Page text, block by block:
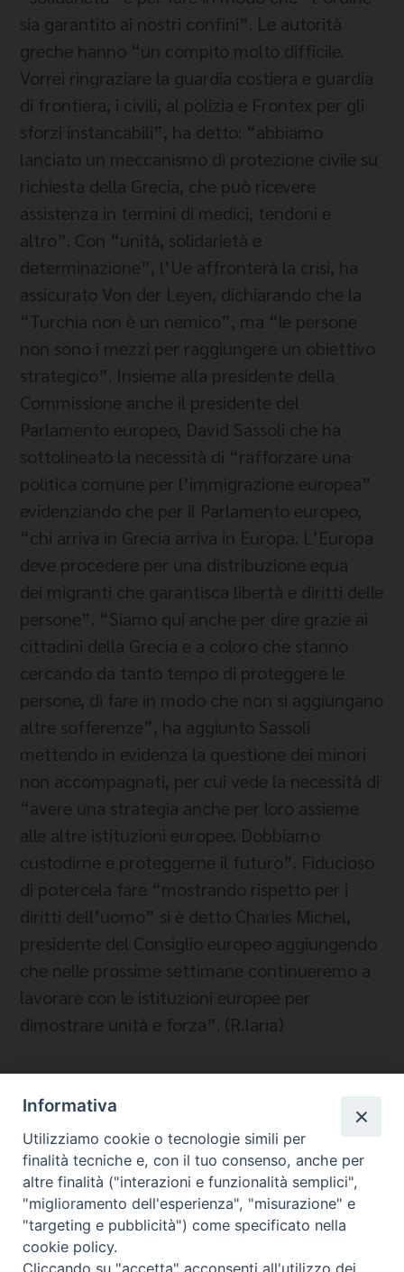
sia garantito ai nostri confini”. Le autorità
greche hanno “un compito molto difficile.
Vorrei ringraziare la guardia costiera e guardia
di frontiera, i civili, al polizia e Frontex per gli
sforzi instancabili”, ha detto: “abbiamo
lanciato un meccanismo di protezione civile su
richiesta della Grecia, che può ricevere
assistenza in termini di medici, tendoni e
altro”. Con “unità, solidarietà e
determinazione”, l’Ue affronterà la crisi, ha
assicurato Von der Leyen, dichiarando che la
“Turchia non è un nemico”, ma “le persone
non sono i mezzi per raggiungere un obiettivo
strategico”. Insieme alla presidente della
Commissione anche il presidente del
Parlamento europeo, David Sassoli che ha
sottolineato la necessità di “rafforzare una
politica comune per l’immigrazione europea”
evidenziando che per il Parlamento europeo,
“chi arriva in Grecia arriva in Europa. L’Europa
deve procedere per una distribuzione equa
dei migranti che garantisca libertà e diritti delle
persone”. “Siamo qui anche per dire grazie ai
cittadini della Grecia e a coloro che stanno
cercando da tanto tempo di proteggere le
persone, di fare in modo che non si aggiungano
altre sofferenze”, ha aggiunto Sassoli
mettendo in evidenza la questione dei minori
non accompagnati, per cui vede la necessità di
“avere una strategia anche per loro assieme
alle altre istituzioni europee. Dobbiamo
custodirne e proteggerne il futuro”. Fiducioso
di potercela fare “mostrando rispetto per i
diritti dell’uomo” si è detto Charles Michel,
presidente del Consiglio europeo aggiungendo
che nelle prossime settimane continueremo a
lavorare con le istituzioni europee per
dimostrare unità e forza”. (R.Iaria)
Temi:
IMMIGRATI E RIFUGIATI
UE
Informativa
Utilizziamo cookie o tecnologie simili per
finalità tecniche e, con il tuo consenso, anche per
altre finalità ("interazioni e funzionalità semplici",
"miglioramento dell'esperienza", "misurazione" e
"targeting e pubblicità") come specificato nella
cookie policy.